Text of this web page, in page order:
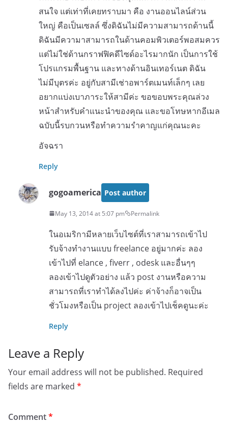
สนใจ แต่เท่าที่เคยทราบมา คือ งานออนไลน์ส่วน
ใหญ่ คือเป็นเซลล์ ซึ่งดิฉันไม่มีความสามารถด้านนี้
ดิฉันมีความาสามารถในด้านคอมพิวเตอร์พอสมควร
แต่ไม่ใช่ด้านกราฟฟิคดีไซด์อะไรมากนัก เป็นการใช้
โปรแกรมพื้นฐาน และทางด้านอินเทอร์เนต ดิฉัน
ไม่มีบุตรค่ะ อยู่กับสามีเช่าอพาร์ตเมนท์เล็กๆ เลย
อยากแบ่งเบาภาระให้สามีค่ะ ขอขอบพระคุณล่วง
หน้าสำหรับคำแนะนำของคุณ และขอโทษหากอีเมล
ฉบับนี้รบกวนหรือทำความรำคาญแก่คุณนะคะ
อัจฉรา
Reply
gogoamerica Post author
May 13, 2014 at 5:07 pm Permalink
ในอเมริกามีหลายเว็บไซต์ที่เราสามารถเข้าไป
รับจ้างทำงานแบบ freelance อยู่มากค่ะ ลอง
เข้าไปที่ elance , fiverr , odesk และอื่นๆๆ
ลองเข้าไปดูตัวอย่าง แล้ว post งานหรือความ
สามารถที่เราทำได้ลงไปค่ะ ค่าจ้างก็อาจเป็น
ชั่วโมงหรือเป็น project ลองเข้าไปเช็คดูนะค่ะ
Reply
Leave a Reply
Your email address will not be published. Required
fields are marked *
Comment*